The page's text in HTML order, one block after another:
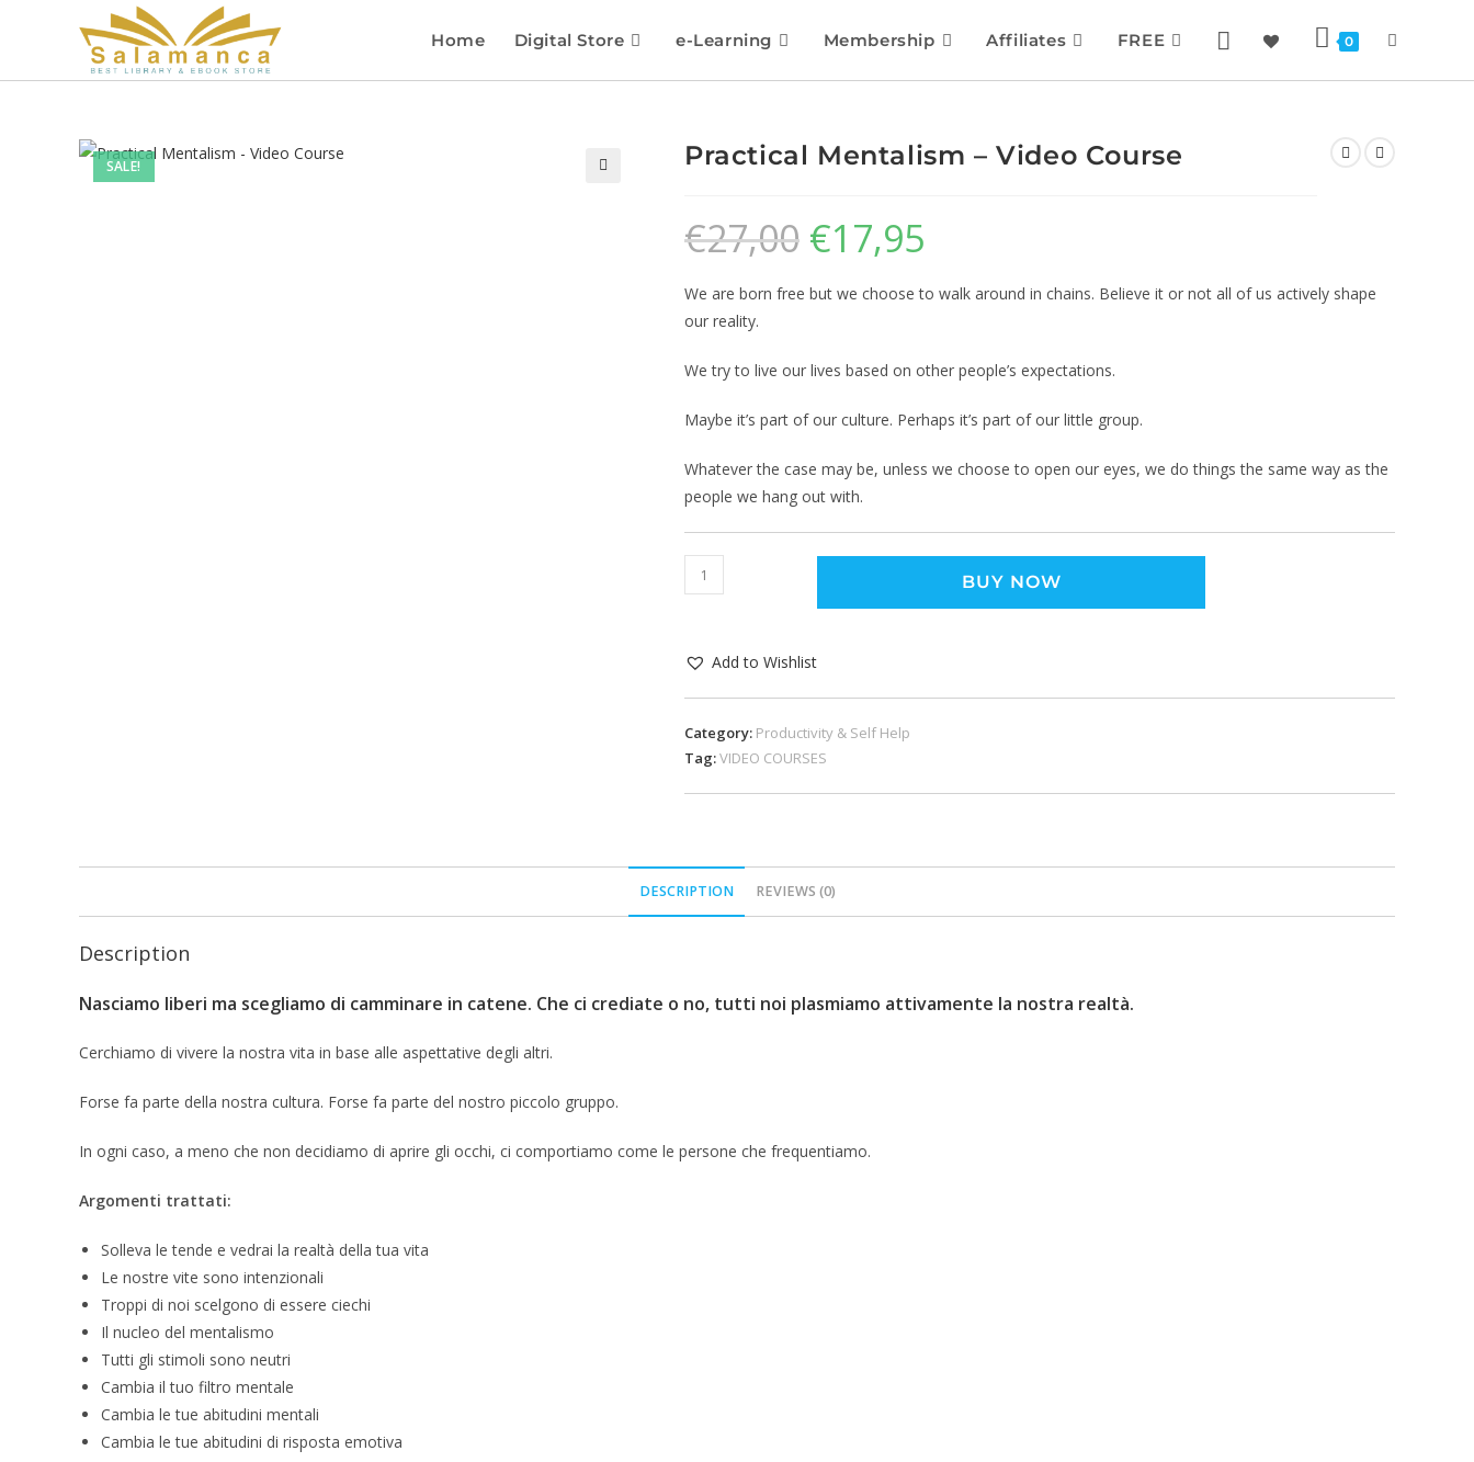
Home Digital Store e-Learning Membership Affiliates FREE 0
SALE! Practical Mentalism – Video Course
€27,00 €17,95
We are born free but we choose to walk around in chains. Believe it or not all of us actively shape
our reality.
We try to live our lives based on other people’s expectations.
Maybe it’s part of our culture. Perhaps it’s part of our little group.
Whatever the case may be, unless we choose to open our eyes, we do things the same way as the
people we hang out with.
BUY NOW
Add to Wishlist
Category: Productivity & Self Help
Tag:VIDEO COURSES
DESCRIPTION REVIEWS (0)
Description
Nasciamo liberi ma scegliamo di camminare in catene. Che ci crediate o no, tutti noi plasmiamo attivamente la nostra realtà.
Cerchiamo di vivere la nostra vita in base alle aspettative degli altri.
Forse fa parte della nostra cultura. Forse fa parte del nostro piccolo gruppo.
In ogni caso, a meno che non decidiamo di aprire gli occhi, ci comportiamo come le persone che frequentiamo.
Argomenti trattati:
Solleva le tende e vedrai la realtà della tua vita
Le nostre vite sono intenzionali
Troppi di noi scelgono di essere ciechi
Il nucleo del mentalismo
Tutti gli stimoli sono neutri
Cambia il tuo filtro mentale
Cambia le tue abitudini mentali
Cambia le tue abitudini di risposta emotiva